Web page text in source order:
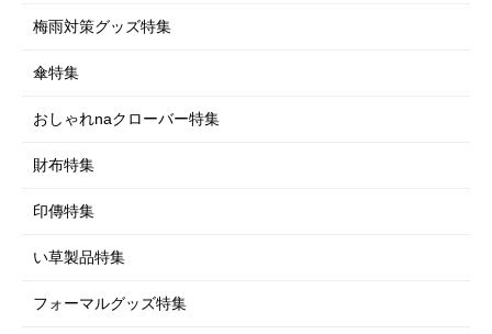
EM-X 備長炭
衛生用品
梅雨対策グッズ特集
傘特集
おしゃれnaクローバー特集
財布特集
印傳特集
い草製品特集
フォーマルグッズ特集